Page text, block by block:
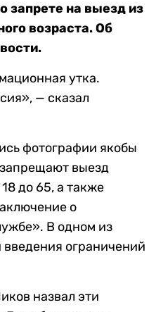
запрете на выезд из
возраста. Об
утка.
— сказал
фотографии якобы
выезд
до 65, а также
о
В одном из
ограничений
назвал эти